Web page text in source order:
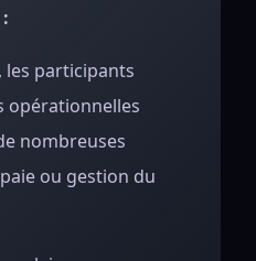
les participants
opérationnelles
nombreuses
ou gestion du